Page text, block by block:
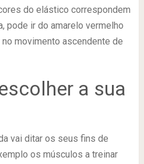
do elástico correspondem
pode ir do amarelo vermelho
movimento ascendente de
a sua
vai ditar os seus fins de
os músculos a treinar